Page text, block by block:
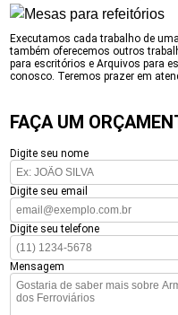
Executamos cada trabalho de
também oferecemos outros
para escritórios e Arquivos para
conosco. Teremos prazer em
FAÇA UM
Digite seu nome
Digite seu email
Digite seu telefone
Mensagem